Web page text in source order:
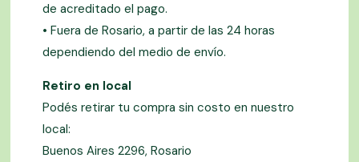
de acreditado el pago.
• Fuera de Rosario, a partir de las 24 horas
dependiendo del medio de envío.
Retiro en local
Podés retirar tu compra sin costo en nuestro
local:
Buenos Aires 2296, Rosario